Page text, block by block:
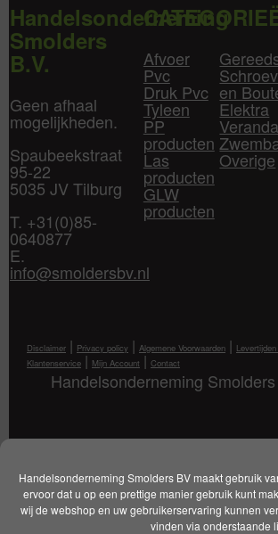
Handelsonderneming Smolders BV maakt gebruik
ervoor dat u op een prettige manier gebruik kunt
wij de webshop en uw gebruikerservaring kunnen
vinden via onderstaande
Handelsonderneming
Smolders
B.V.
Geen afhaal
mogelijkheden.
Spaubeekstraat
95-22
5035 JV Tilburg
T. +31(0)85-
0640877
E.
info@smoldersbv.nl
Afvoer
Pvc
Druk Pvc
Tyleen
PP
producten
Las
producten
GLW
producten
en
Elektra
Overige
Disclaimer | Privacy policy | Algemene Voorwaarden |
Klantenservice | Mijn Account | Contact
Handelsonderneming